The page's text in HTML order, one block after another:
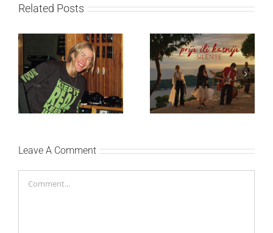
Related Posts
Ellie Goulding otkriva
nežniju stranu novim
singlom „4 Seasons“
Silente objavio novi
singl “Prije ili kasnije”
Leave A Comment